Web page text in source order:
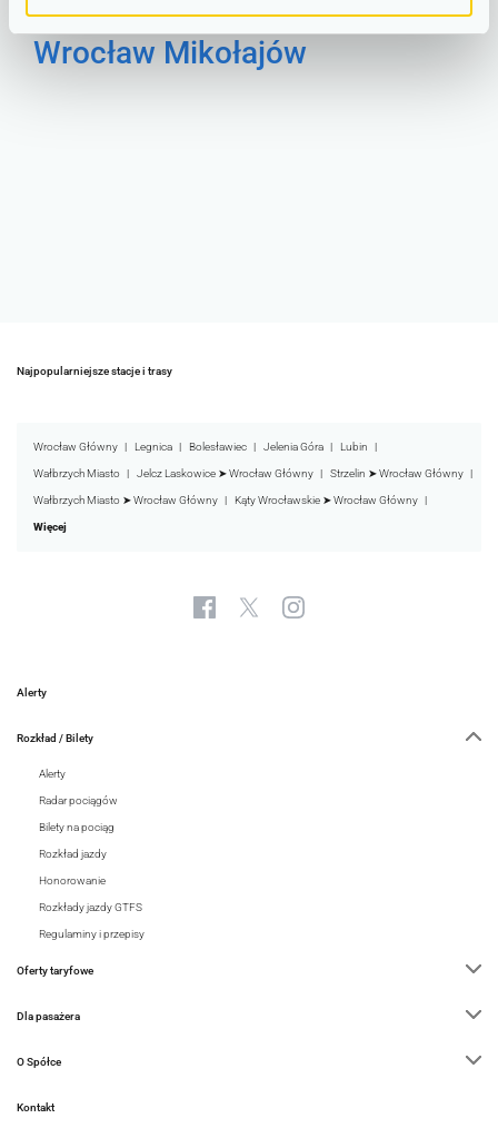
Wrocław Mikołajów
Najpopularniejsze stacje i trasy
Wrocław Główny Legnica Bolesławiec Jelenia Góra Lubin
Wałbrzych Miasto Jelcz Laskowice ➤ Wrocław Główny Strzelin ➤ Wrocław Główny
Wałbrzych Miasto ➤ Wrocław Główny Kąty Wrocławskie ➤ Wrocław Główny
Więcej
Alerty
Rozkład / Bilety
Alerty
Radar pociągów
Bilety na pociąg
Rozkład jazdy
Honorowanie
Rozkłady jazdy GTFS
Regulaminy i przepisy
Oferty taryfowe
Dla pasażera
O Spółce
Kontakt